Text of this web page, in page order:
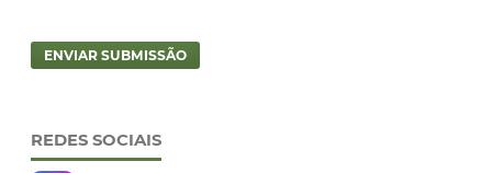
ENVIAR SUBMISSÃO
REDES SOCIAIS